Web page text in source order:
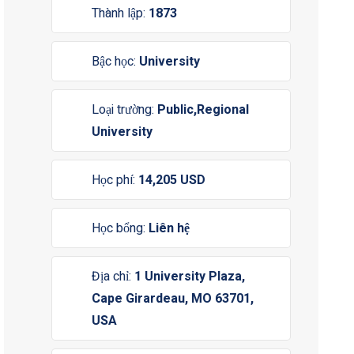
Thành lập: 1873
Bậc học: University
Loại trường: Public,Regional
University
Học phí: 14,205 USD
Học bổng: Liên hệ
Địa chỉ: 1 University Plaza,
Cape Girardeau, MO 63701,
USA